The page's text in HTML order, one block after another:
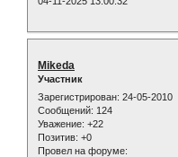
Mikeda
Участник
Зарегистрирован: 24-05-2010
Сообщений: 124
Уважение: +22
Позитив: +0
Провел на форуме: